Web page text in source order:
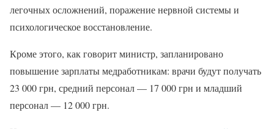
легочных осложнений, поражение нервной системы и
психологическое восстановление.
Кроме этого, как говорит министр, запланировано
повышение зарплаты медработникам: врачи будут получать
23 000 грн, средний персонал — 17 000 грн и младший
персонал — 12 000 грн.